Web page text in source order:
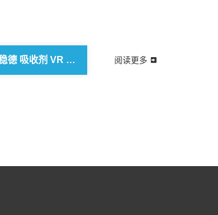
欧稳德 吸收剂 VR 630 阅读更多